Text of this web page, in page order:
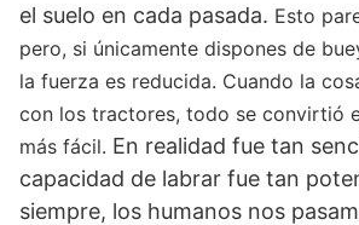
el suelo en cada pasada. Esto
pero, si únicamente dispones de
la fuerza es reducida. Cuando la
con los tractores, todo se convirtió
más fácil. En realidad fue tan
capacidad de labrar fue tan
siempre, los humanos nos